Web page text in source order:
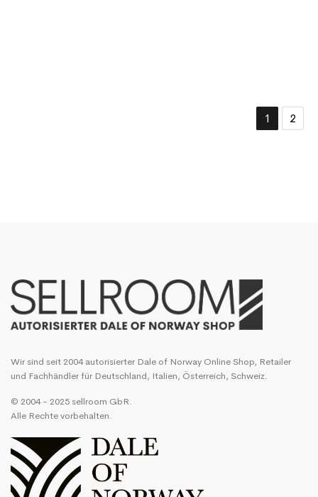
1 2
Wir sind seit 2004 autorisierter Dale of Norway Online Shop, Retailer
und Fachhändler für Deutschland, Italien, Österreich, Schweiz.
© 2004 - 2025 sellroom GbR.
Alle Rechte vorbehalten.